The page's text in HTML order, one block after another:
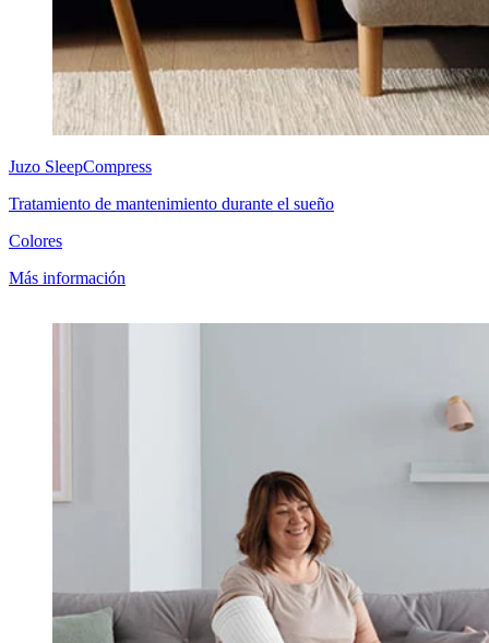
Juzo SleepCompress
Tratamiento de mantenimiento durante el sueño
Colores
Más información